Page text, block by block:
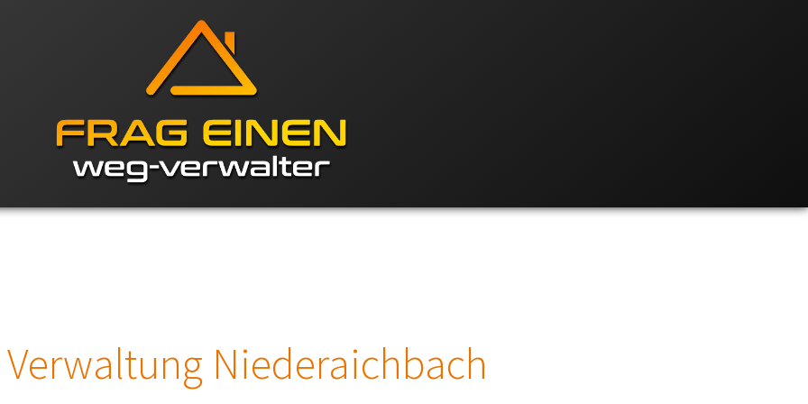
Verwaltung Niederaichbach